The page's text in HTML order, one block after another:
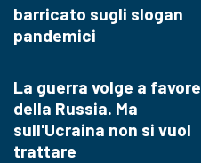
barricato sugli slogan
pandemici
La guerra volge a favore
della Russia. Ma
sull'Ucraina non si vuol
trattare